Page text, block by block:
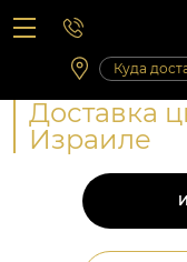
Вопросы-ответы
Сб 10:00 ‐ 14:00
Выходные и
Доставка
Израиле